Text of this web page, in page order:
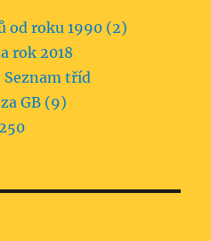
od roku 1990 (2)
rok 2018
tříd
GB (9)